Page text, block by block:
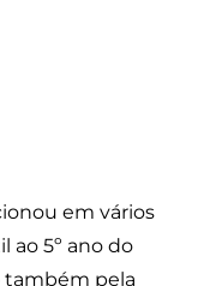
em vários
ao 5º ano do
também pela